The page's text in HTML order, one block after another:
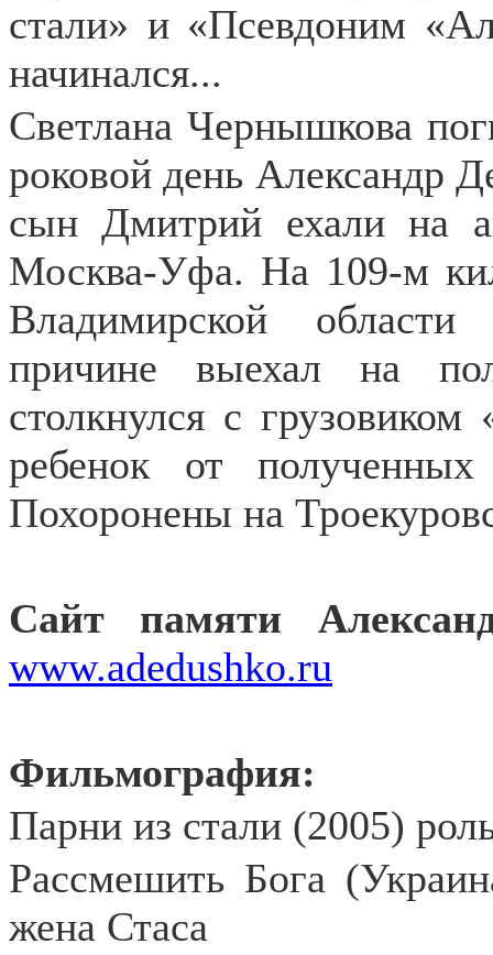
стали» и «Псевдоним
начинался...
Светлана Чернышкова
роковой день Александр
сын Дмитрий ехали на
Москва-Уфа. На 109-м
Владимирской
причине выехал на
столкнулся с
ребенок от
Похоронены на
Сайт памяти
www.adedushko.ru
Фильмография:
Парни из стали (2005)
Рассмешить Бога
жена Стаса